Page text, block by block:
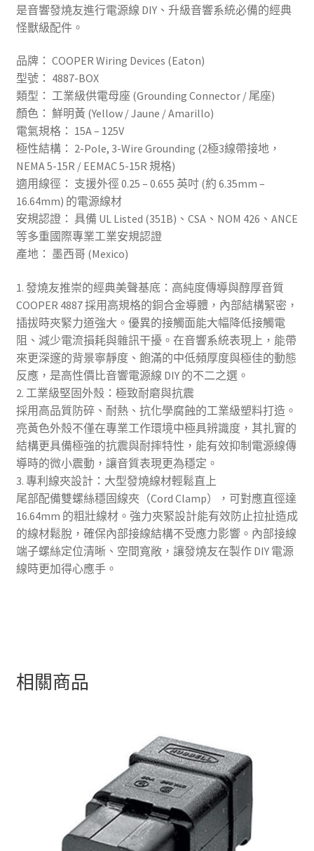
是音響發燒友進行電源線 DIY、升級音響系統必備的經典
怪獸級配件。
品牌： COOPER Wiring Devices (Eaton)
型號： 4887-BOX
類型： 工業級供電母座 (Grounding Connector / 尾座)
顏色： 鮮明黃 (Yellow / Jaune / Amarillo)
電氣規格： 15A – 125V
極性結構： 2-Pole, 3-Wire Grounding (2極3線帶接地，
NEMA 5-15R / EEMAC 5-15R 規格)
適用線徑： 支援外徑 0.25 – 0.655 英吋 (約 6.35mm –
16.64mm) 的電源線材
安規認證： 具備 UL Listed (351B)、CSA、NOM 426、ANCE
等多重國際專業工業安規認證
產地： 墨西哥 (Mexico)
1. 發燒友推崇的經典美聲基底：高純度傳導與醇厚音質
COOPER 4887 採用高規格的銅合金導體，內部結構緊密，
插拔時夾緊力道強大。優異的接觸面能大幅降低接觸電
阻、減少電流損耗與雜訊干擾。在音響系統表現上，能帶
來更深邃的背景寧靜度、飽滿的中低頻厚度與極佳的動態
反應，是高性價比音響電源線 DIY 的不二之選。
2. 工業級堅固外殼：極致耐磨與抗震
採用高品質防碎、耐熱、抗化學腐蝕的工業級塑料打造。
亮黃色外殼不僅在專業工作環境中極具辨識度，其扎實的
結構更具備極強的抗震與耐摔特性，能有效抑制電源線傳
導時的微小震動，讓音質表現更為穩定。
3. 專利線夾設計：大型發燒線材輕鬆直上
尾部配備雙螺絲穩固線夾（Cord Clamp），可對應直徑達
16.64mm 的粗壯線材。強力夾緊設計能有效防止拉扯造成
的線材鬆脫，確保內部接線結構不受應力影響。內部接線
端子螺絲定位清晰、空間寬敞，讓發燒友在製作 DIY 電源
線時更加得心應手。
相關商品